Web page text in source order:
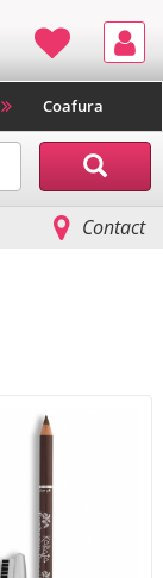
Coafura
Contact